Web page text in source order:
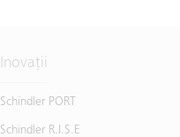
Inovații
Schindler PORT
Schindler R.I.S.E